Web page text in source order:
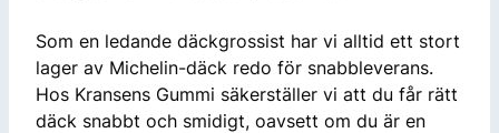
Som en ledande däckgrossist har vi alltid ett stort
lager av Michelin-däck redo för snabbleverans.
Hos Kransens Gummi säkerställer vi att du får rätt
däck snabbt och smidigt, oavsett om du är en